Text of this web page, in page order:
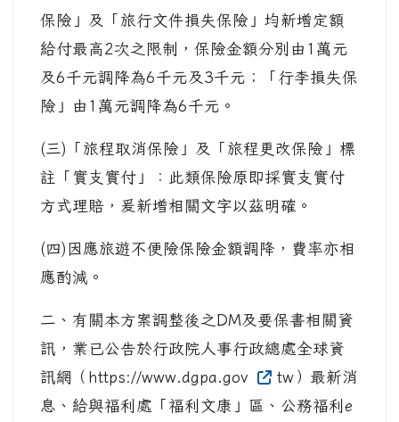
保險」及「旅行文件損失保險」均新增定額
給付最高2次之限制，保險金額分別由1萬元
及6千元調降為6千元及3千元；「行李損失保
險」由1萬元調降為6千元。
(三)「旅程取消保險」及「旅程更改保險」標
註「實支實付」：此類保險原即採實支實付
方式理賠，爰新增相關文字以茲明確。
(四)因應旅遊不便險保險金額調降，費率亦相
應酌減。
二、有關本方案調整後之DM及要保書相關資
訊，業已公告於行政院人事行政總處全球資
訊網（https://www.dgpa.gov
tw）最新消
息、給與福利處「福利文康」區、公務福利e